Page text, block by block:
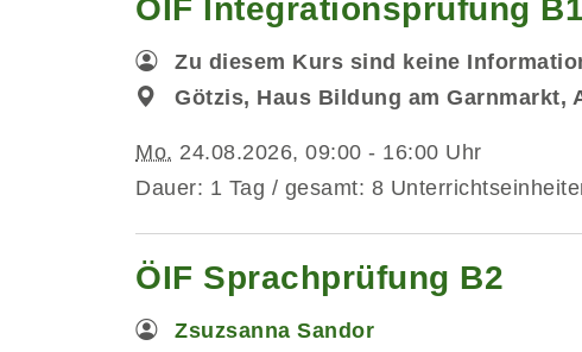
ÖIF Integrationsprüfung B1
Zu diesem Kurs sind keine
Götzis, Haus Bildung am Garnmarkt,
Mo. 24.08.2026, 09:00 - 16:00 Uhr
Dauer: 1 Tag / gesamt: 8
ÖIF Sprachprüfung B2
Zsuzsanna Sandor